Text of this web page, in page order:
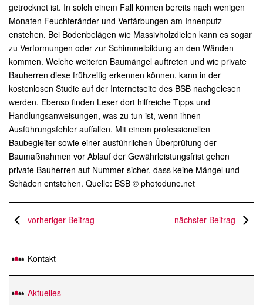
getrocknet ist. In solch einem Fall können bereits nach wenigen
Monaten Feuchteränder und Verfärbungen am Innenputz
enstehen. Bei Bodenbelägen wie Massivholzdielen kann es sogar
zu Verformungen oder zur Schimmelbildung an den Wänden
kommen. Welche weiteren Baumängel auftreten und wie private
Bauherren diese frühzeitig erkennen können, kann in der
kostenlosen Studie auf der Internetseite des BSB nachgelesen
werden. Ebenso finden Leser dort hilfreiche Tipps und
Handlungsanweisungen, was zu tun ist, wenn ihnen
Ausführungsfehler auffallen. Mit einem professionellen
Baubegleiter sowie einer ausführlichen Überprüfung der
Baumaßnahmen vor Ablauf der Gewährleistungsfrist gehen
private Bauherren auf Nummer sicher, dass keine Mängel und
Schäden entstehen. Quelle: BSB © photodune.net
vorheriger Beitrag nächster Beitrag
Kontakt
Aktuelles